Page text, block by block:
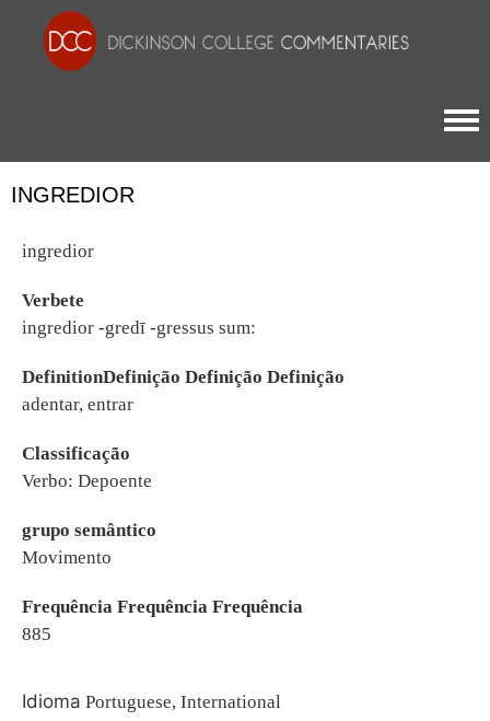
INGREDIOR
ingredior
Verbete
ingredior -gredī -gressus sum:
DefinitionDefinição Definição Definição
adentar, entrar
Classificação
Verbo: Depoente
grupo semântico
Movimento
Frequência Frequência Frequência
885
Idioma Portuguese, International